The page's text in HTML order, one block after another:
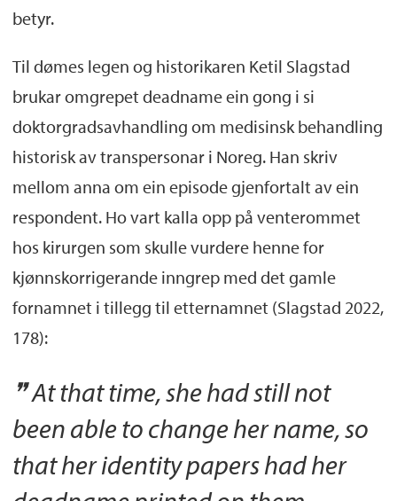
betyr.
Til dømes legen og historikaren Ketil Slagstad
brukar omgrepet deadname ein gong i si
doktorgradsavhandling om medisinsk behandling
historisk av transpersonar i Noreg. Han skriv
mellom anna om ein episode gjenfortalt av ein
respondent. Ho vart kalla opp på venterommet
hos kirurgen som skulle vurdere henne for
kjønnskorrigerande inngrep med det gamle
fornamnet i tillegg til etternamnet (Slagstad 2022,
178):
At that time, she had still not
been able to change her name, so
that her identity papers had her